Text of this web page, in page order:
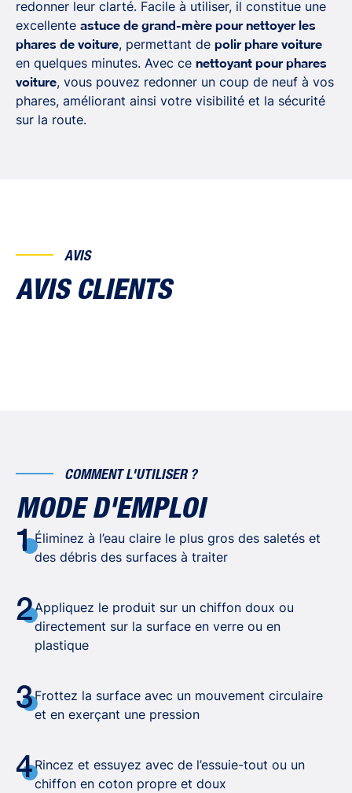
redonner leur clarté. Facile à utiliser, il constitue une
excellente astuce de grand-mère pour nettoyer les
phares de voiture, permettant de polir phare voiture
en quelques minutes. Avec ce nettoyant pour phares
voiture, vous pouvez redonner un coup de neuf à vos
phares, améliorant ainsi votre visibilité et la sécurité
sur la route.
AVIS
AVIS CLIENTS
COMMENT L'UTILISER ?
MODE D'EMPLOI
1Éliminez à l’eau claire le plus gros des saletés et
des débris des surfaces à traiter
2Appliquez le produit sur un chiffon doux ou
directement sur la surface en verre ou en
plastique
3Frottez la surface avec un mouvement circulaire
et en exerçant une pression
4Rincez et essuyez avec de l’essuie-tout ou un
chiffon en coton propre et doux